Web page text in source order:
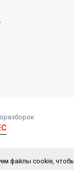
файлы cookie,